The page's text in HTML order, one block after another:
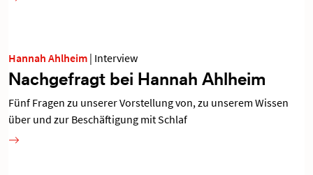
Hannah Ahlheim | Interview
Nachgefragt bei Hannah Ahlheim
Fünf Fragen zu unserer Vorstellung von, zu unserem Wissen
über und zur Beschäftigung mit Schlaf